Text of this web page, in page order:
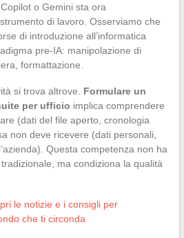
o Gemini sta ora
di lavoro. Osserviamo che
di introduzione all’informatica
pre-IA: manipolazione di
formattazione.
si trova altrove. Formulare un
per ufficio implica comprendere
(dati del file aperto, cronologia
non deve ricevere (dati personali,
Questa competenza non ha
ma condiziona la qualità
le notizie e i consigli per
che ti circonda